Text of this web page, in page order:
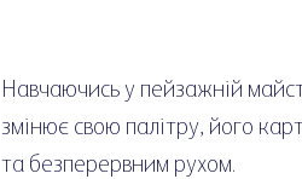
Навчаючись у пейзажній
змінює свою палітру, його
та безперервним рухом.